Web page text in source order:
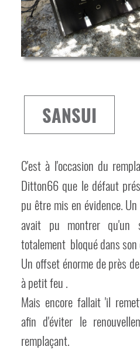
SANSUI
C'est à l'occasion du
Ditton66 que le défaut
pu être mis en évidence.
avait pu montrer qu'un
totalement bloqué dans
Un offset énorme de près
à petit feu .
Mais encore fallait 'il
afin d'éviter le
remplaçant.